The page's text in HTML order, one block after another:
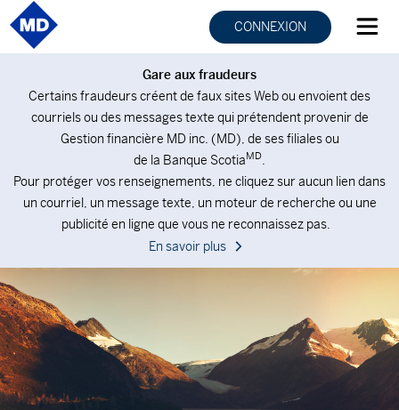
CONNEXION
Gare aux fraudeurs
Certains fraudeurs créent de faux sites Web ou envoient des
courriels ou des messages texte qui prétendent provenir de
Gestion financière MD inc. (MD), de ses filiales ou
de la Banque ScotiaMD.
Pour protéger vos renseignements, ne cliquez sur aucun lien dans
un courriel, un message texte, un moteur de recherche ou une
publicité en ligne que vous ne reconnaissez pas.
En savoir plus